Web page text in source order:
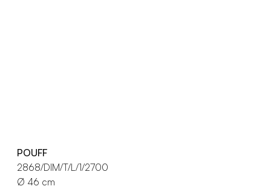
POUFF
2868/DIM/T/L/1/2700
Ø 46 cm